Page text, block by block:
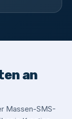
an
Massen-SMS-